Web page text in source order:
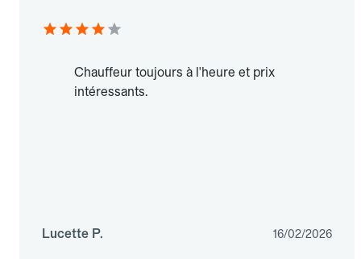
Chauffeur toujours à l'heure et prix
intéressants.
Lucette P. 16/02/2026